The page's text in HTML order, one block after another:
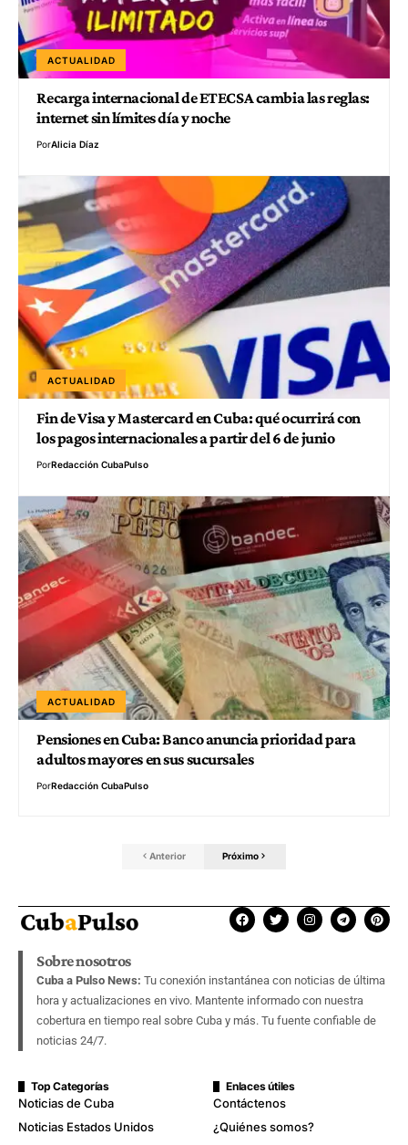
ACTUALIDAD
Recarga internacional de ETECSA cambia las reglas:
internet sin límites día y noche
PorAlicia Díaz
ACTUALIDAD
Fin de Visa y Mastercard en Cuba: qué ocurrirá con
los pagos internacionales a partir del 6 de junio
PorRedacción CubaPulso
ACTUALIDAD
Pensiones en Cuba: Banco anuncia prioridad para
adultos mayores en sus sucursales
PorRedacción CubaPulso
Anterior Próximo
Sobre nosotros
Cuba a Pulso News: Tu conexión instantánea con noticias de última
hora y actualizaciones en vivo. Mantente informado con nuestra
cobertura en tiempo real sobre Cuba y más. Tu fuente confiable de
noticias 24/7.
Top Categorías
Noticias de Cuba
Noticias Estados Unidos
Enlaces útiles
Contáctenos
¿Quiénes somos?